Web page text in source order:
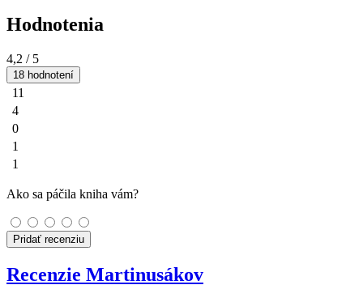
Hodnotenia
4,2 / 5
18 hodnotení
11
4
0
1
1
Ako sa páčila kniha vám?
Pridať recenziu
Recenzie Martinusákov